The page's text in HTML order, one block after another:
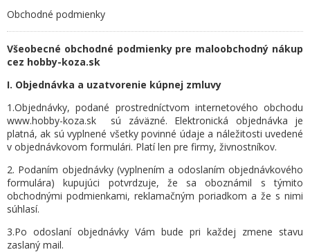
Obchodné podmienky
Všeobecné obchodné podmienky pre maloobchodný nákup
cez hobby-koza.sk
I. Objednávka a uzatvorenie kúpnej zmluvy
1.Objednávky, podané prostredníctvom internetového obchodu
www.hobby-koza.sk sú záväzné. Elektronická objednávka je
platná, ak sú vyplnené všetky povinné údaje a náležitosti uvedené
v objednávkovom formulári. Platí len pre firmy, živnostníkov.
2. Podaním objednávky (vyplnením a odoslaním objednávkového
formulára) kupujúci potvrdzuje, že sa oboznámil s týmito
obchodnými podmienkami, reklamačným poriadkom a že s nimi
súhlasí.
3.Po odoslaní objednávky Vám bude pri každej zmene stavu
zaslaný mail.